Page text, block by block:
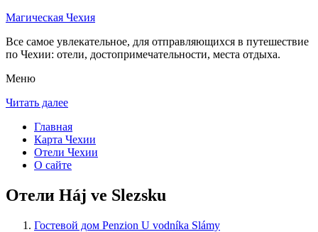
Магическая Чехия
Все самое увлекательное, для отправляющихся в путешествие
по Чехии: отели, достопримечательности, места отдыха.
Меню
Читать далее
Главная
Карта Чехии
Отели Чехии
О сайте
Отели Háj ve Slezsku
Гостевой дом Penzion U vodníka Slámy